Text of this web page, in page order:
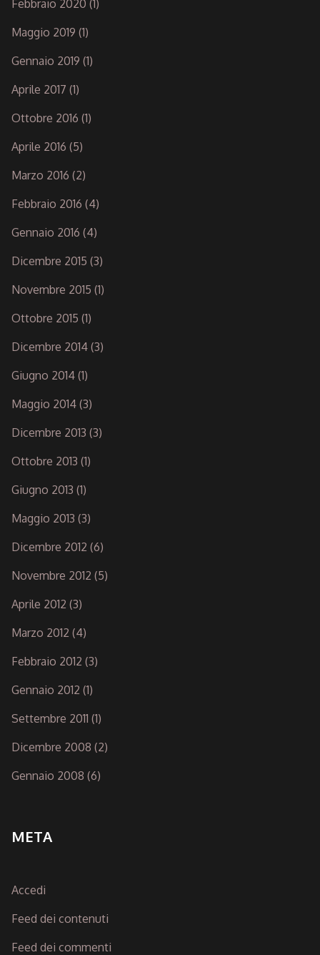
Febbraio 2020 (1)
Maggio 2019 (1)
Gennaio 2019 (1)
Aprile 2017 (1)
Ottobre 2016 (1)
Aprile 2016 (5)
Marzo 2016 (2)
Febbraio 2016 (4)
Gennaio 2016 (4)
Dicembre 2015 (3)
Novembre 2015 (1)
Ottobre 2015 (1)
Dicembre 2014 (3)
Giugno 2014 (1)
Maggio 2014 (3)
Dicembre 2013 (3)
Ottobre 2013 (1)
Giugno 2013 (1)
Maggio 2013 (3)
Dicembre 2012 (6)
Novembre 2012 (5)
Aprile 2012 (3)
Marzo 2012 (4)
Febbraio 2012 (3)
Gennaio 2012 (1)
Settembre 2011 (1)
Dicembre 2008 (2)
Gennaio 2008 (6)
META
Accedi
Feed dei contenuti
Feed dei commenti